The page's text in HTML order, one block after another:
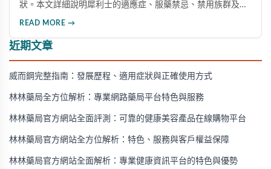
狀。本文詳細說明犀利士的適應症、服藥禁忌、禁用族群及需
READ MORE →
近期文章
威而鋼完整指南：發展歷程、適用症狀與正確使用方式
林林藥局全方位解析：專業網路藥局平台特色與服務
林林藥局官方網站全面評測：可靠的健康美容產品在線購物平台
林林藥局官方網站全方位解析：特色、服務與客戶權益保障
林林藥局官方網站全面解析：專業健康資訊平台的特色與優勢